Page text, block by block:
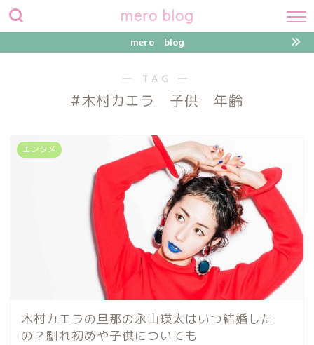
mero blog
mero blog
― TAG ―
#木村カエラ 子供 年齢
エンタメ
木村カエラの旦那の永山瑛太はいつ結婚した
の？馴れ初めや子供についても